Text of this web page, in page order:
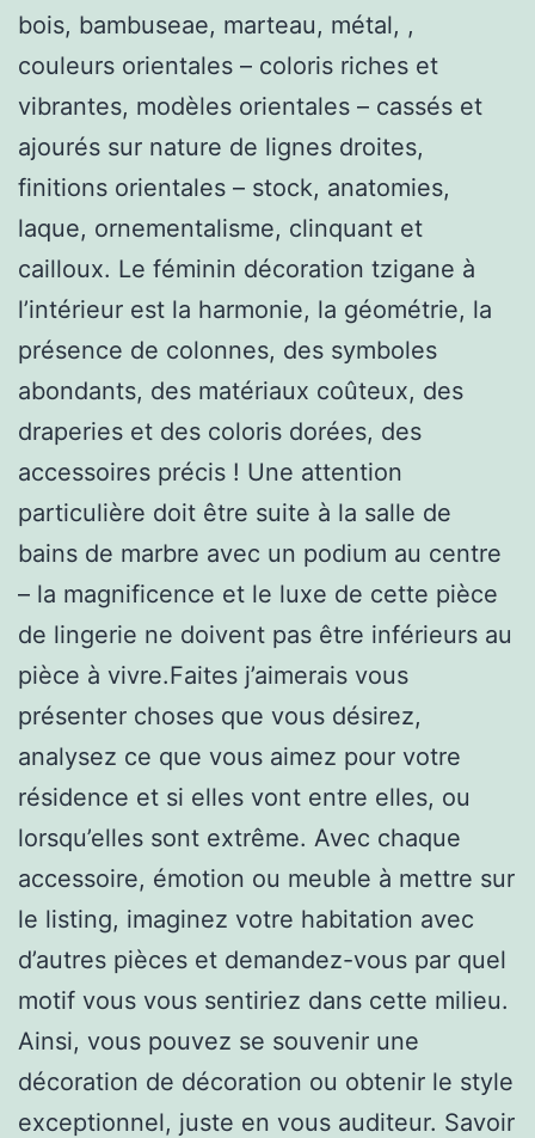
bois, bambuseae, marteau, métal, ,
couleurs orientales – coloris riches et
vibrantes, modèles orientales – cassés et
ajourés sur nature de lignes droites,
finitions orientales – stock, anatomies,
laque, ornementalisme, clinquant et
cailloux. Le féminin décoration tzigane à
l’intérieur est la harmonie, la géométrie, la
présence de colonnes, des symboles
abondants, des matériaux coûteux, des
draperies et des coloris dorées, des
accessoires précis ! Une attention
particulière doit être suite à la salle de
bains de marbre avec un podium au centre
– la magnificence et le luxe de cette pièce
de lingerie ne doivent pas être inférieurs au
pièce à vivre.Faites j’aimerais vous
présenter choses que vous désirez,
analysez ce que vous aimez pour votre
résidence et si elles vont entre elles, ou
lorsqu’elles sont extrême. Avec chaque
accessoire, émotion ou meuble à mettre sur
le listing, imaginez votre habitation avec
d’autres pièces et demandez-vous par quel
motif vous vous sentiriez dans cette milieu.
Ainsi, vous pouvez se souvenir une
décoration de décoration ou obtenir le style
exceptionnel, juste en vous auditeur. Savoir